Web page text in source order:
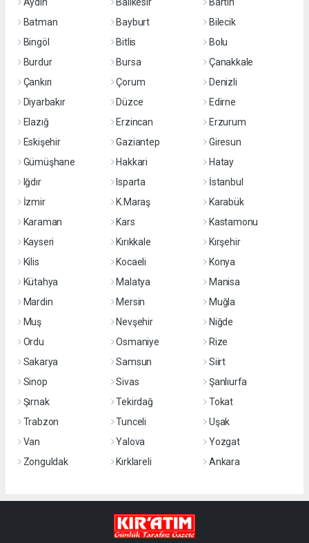
Batman
Bayburt
Bilecik
Bingöl
Bitlis
Bolu
Burdur
Bursa
Çanakkale
Çankırı
Çorum
Denizli
Diyarbakır
Düzce
Edirne
Elazığ
Erzincan
Erzurum
Eskişehir
Gaziantep
Giresun
Gümüşhane
Hakkari
Hatay
Iğdır
Isparta
İstanbul
İzmir
K.Maraş
Karabük
Karaman
Kars
Kastamonu
Kayseri
Kırıkkale
Kırşehir
Kilis
Kocaeli
Konya
Kütahya
Malatya
Manisa
Mardin
Mersin
Muğla
Muş
Nevşehir
Niğde
Ordu
Osmaniye
Rize
Sakarya
Samsun
Siirt
Sinop
Sivas
Şanlıurfa
Şırnak
Tekirdağ
Tokat
Trabzon
Tunceli
Uşak
Van
Yalova
Yozgat
Zonguldak
Kırklareli Ankara